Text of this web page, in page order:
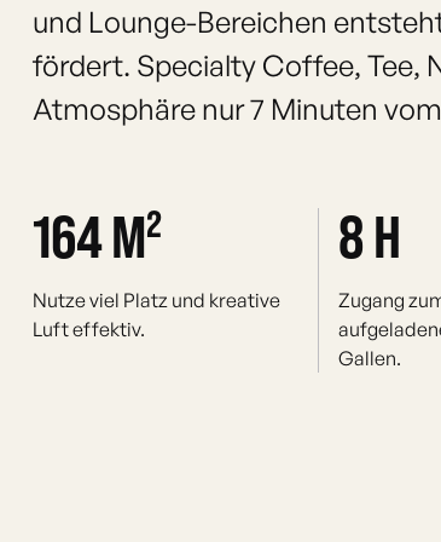
und Lounge-Bereichen
fördert. Specialty Coffee, Tee,
Atmosphäre nur 7 Minuten
164 M²
Nutze viel Platz und kreative
Luft effektiv.
8 H
Zugang
Gallen.